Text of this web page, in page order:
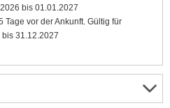
bis 01.01.2027
Tage vor der Ankunft. Gültig für
31.12.2027